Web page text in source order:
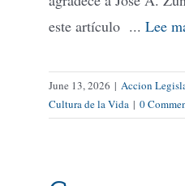
este artículo ... Lee
June 13, 2026 | Accion
Cultura de la Vida | 0